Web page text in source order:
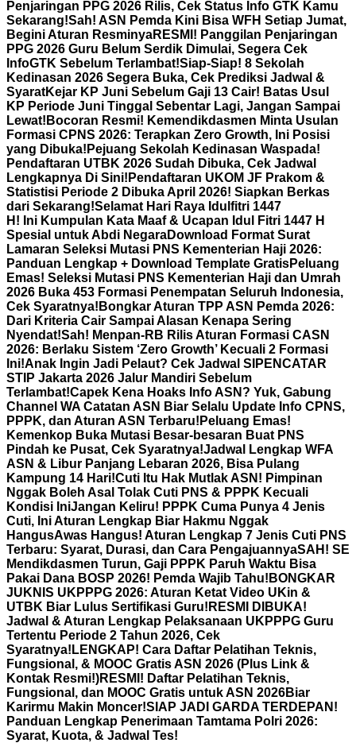
Penjaringan PPG 2026 Rilis, Cek Status Info GTK Kamu
Sekarang!Sah! ASN Pemda Kini Bisa WFH Setiap Jumat,
Begini Aturan ResminyaRESMI! Panggilan Penjaringan
PPG 2026 Guru Belum Serdik Dimulai, Segera Cek
InfoGTK Sebelum Terlambat!Siap-Siap! 8 Sekolah
Kedinasan 2026 Segera Buka, Cek Prediksi Jadwal &
SyaratKejar KP Juni Sebelum Gaji 13 Cair! Batas Usul
KP Periode Juni Tinggal Sebentar Lagi, Jangan Sampai
Lewat! Bocoran Resmi! Kemendikdasmen Minta Usulan
Formasi CPNS 2026: Terapkan Zero Growth, Ini Posisi
yang Dibuka! Pejuang Sekolah Kedinasan Waspada!
Pendaftaran UTBK 2026 Sudah Dibuka, Cek Jadwal
Lengkapnya Di Sini! Pendaftaran UKOM JF Prakom &
Statistisi Periode 2 Dibuka April 2026! Siapkan Berkas
dari Sekarang!Selamat Hari Raya Idulfitri 1447
H! Ini Kumpulan Kata Maaf & Ucapan Idul Fitri 1447 H
Spesial untuk Abdi NegaraDownload Format Surat
Lamaran Seleksi Mutasi PNS Kementerian Haji 2026:
Panduan Lengkap + Download Template GratisPeluang
Emas! Seleksi Mutasi PNS Kementerian Haji dan Umrah
2026 Buka 453 Formasi Penempatan Seluruh Indonesia,
Cek Syaratnya! Bongkar Aturan TPP ASN Pemda 2026:
Dari Kriteria Cair Sampai Alasan Kenapa Sering
Nyendat!Sah! Menpan-RB Rilis Aturan Formasi CASN
2026: Berlaku Sistem ‘Zero Growth’ Kecuali 2 Formasi
Ini!Anak Ingin Jadi Pelaut? Cek Jadwal SIPENCATAR
STIP Jakarta 2026 Jalur Mandiri Sebelum
Terlambat!Capek Kena Hoaks Info ASN? Yuk, Gabung
Channel WA Catatan ASN Biar Selalu Update Info CPNS,
PPPK, dan Aturan ASN Terbaru! Peluang Emas!
Kemenkop Buka Mutasi Besar-besaran Buat PNS
Pindah ke Pusat, Cek Syaratnya!Jadwal Lengkap WFA
ASN & Libur Panjang Lebaran 2026, Bisa Pulang
Kampung 14 Hari!Cuti Itu Hak Mutlak ASN! Pimpinan
Nggak Boleh Asal Tolak Cuti PNS & PPPK Kecuali
Kondisi IniJangan Keliru! PPPK Cuma Punya 4 Jenis
Cuti, Ini Aturan Lengkap Biar Hakmu Nggak
HangusAwas Hangus! Aturan Lengkap 7 Jenis Cuti PNS
Terbaru: Syarat, Durasi, dan Cara PengajuannyaSAH! SE
Mendikdasmen Turun, Gaji PPPK Paruh Waktu Bisa
Pakai Dana BOSP 2026! Pemda Wajib Tahu! BONGKAR
JUKNIS UKPPPG 2026: Aturan Ketat Video UKin &
UTBK Biar Lulus Sertifikasi Guru! RESMI DIBUKA!
Jadwal & Aturan Lengkap Pelaksanaan UKPPPG Guru
Tertentu Periode 2 Tahun 2026, Cek
Syaratnya! LENGKAP! Cara Daftar Pelatihan Teknis,
Fungsional, & MOOC Gratis ASN 2026 (Plus Link &
Kontak Resmi!)RESMI! Daftar Pelatihan Teknis,
Fungsional, dan MOOC Gratis untuk ASN 2026Biar
Karirmu Makin Moncer!SIAP JADI GARDA TERDEPAN!
Panduan Lengkap Penerimaan Tamtama Polri 2026:
Syarat, Kuota, & Jadwal Tes!